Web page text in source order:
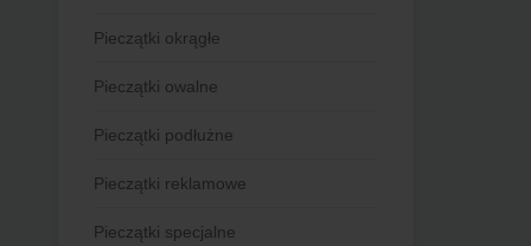
Pieczątki okrągłe
Pieczątki owalne
Pieczątki podłużne
Pieczątki reklamowe
Pieczątki specjalne